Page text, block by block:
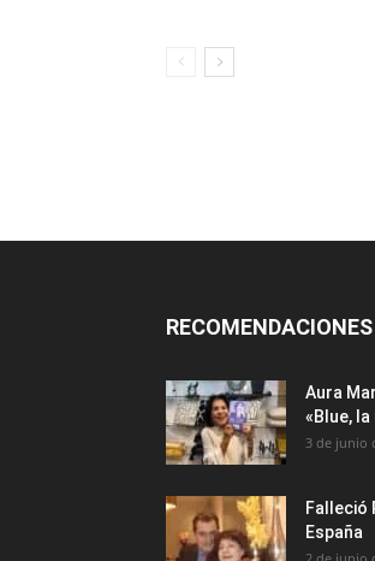
Aura
«Blue,
3 de junio
Falleció
España